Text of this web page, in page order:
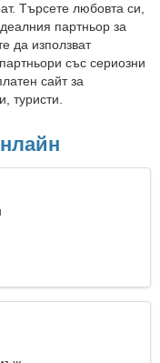
Търсете любовта си,
партньор за
да използват
със сериозни
сайт за
туристи.